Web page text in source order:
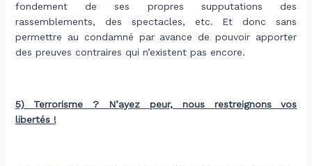
fondement de ses propres supputations des
rassemblements, des spectacles, etc. Et donc sans
permettre au condamné par avance de pouvoir apporter
des preuves contraires qui n’existent pas encore.
5) Terrorisme ? N’ayez peur, nous restreignons vos
libertés !